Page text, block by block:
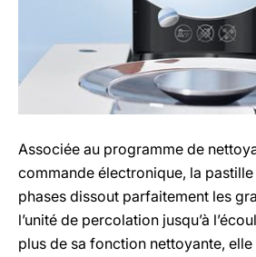
Associée au programme de
commande électronique, la
phases dissout parfaitement les
l’unité de percolation jusqu’à
plus de sa fonction nettoyante,